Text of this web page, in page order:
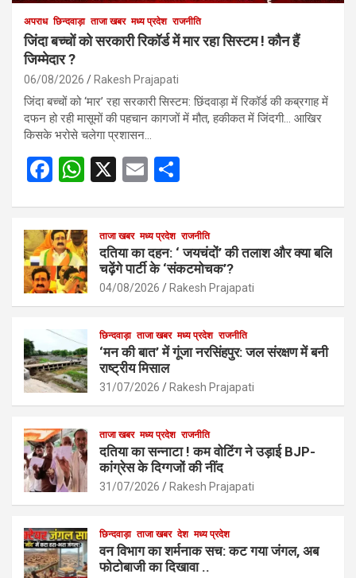
अपराध छिन्दवाड़ा ताजा खबर मध्य प्रदेश राजनीति
जिंदा बच्चों को सरकारी रिकॉर्ड में मार रहा सिस्टम ! कौन हैं
जिम्मेदार ?
06/08/2026 Rakesh Prajapati
जिंदा बच्चों को ‘मार’ रहा सरकारी सिस्टम: छिंदवाड़ा में रिकॉर्ड की कब्रगाह में
दफन हो रही मासूमों की पहचान कागजों में मौत, हकीकत में जिंदगी… आखिर
किसके भरोसे चलेगा प्रशासन…
F
b
o
o
W
s
A
p
p
X
E
e
ताजा खबर मध्य प्रदेश राजनीति
दतिया का दहन: ‘ जयचंदों’ की तलाश और क्या बलि
चढ़ेंगे पार्टी के ‘संकटमोचक’?
04/08/2026 Rakesh Prajapati
छिन्दवाड़ा ताजा खबर मध्य प्रदेश राजनीति
‘मन की बात’ में गूंजा नरसिंहपुर: जल संरक्षण में बनी
राष्ट्रीय मिसाल
31/07/2026 Rakesh Prajapati
ताजा खबर मध्य प्रदेश राजनीति
दतिया का सन्नाटा ! कम वोटिंग ने उड़ाई BJP-
कांग्रेस के दिग्गजों की नींद
31/07/2026 Rakesh Prajapati
छिन्दवाड़ा ताजा खबर देश मध्य प्रदेश
वन विभाग का शर्मनाक सच: कट गया जंगल, अब
फोटोबाजी का दिखावा ..